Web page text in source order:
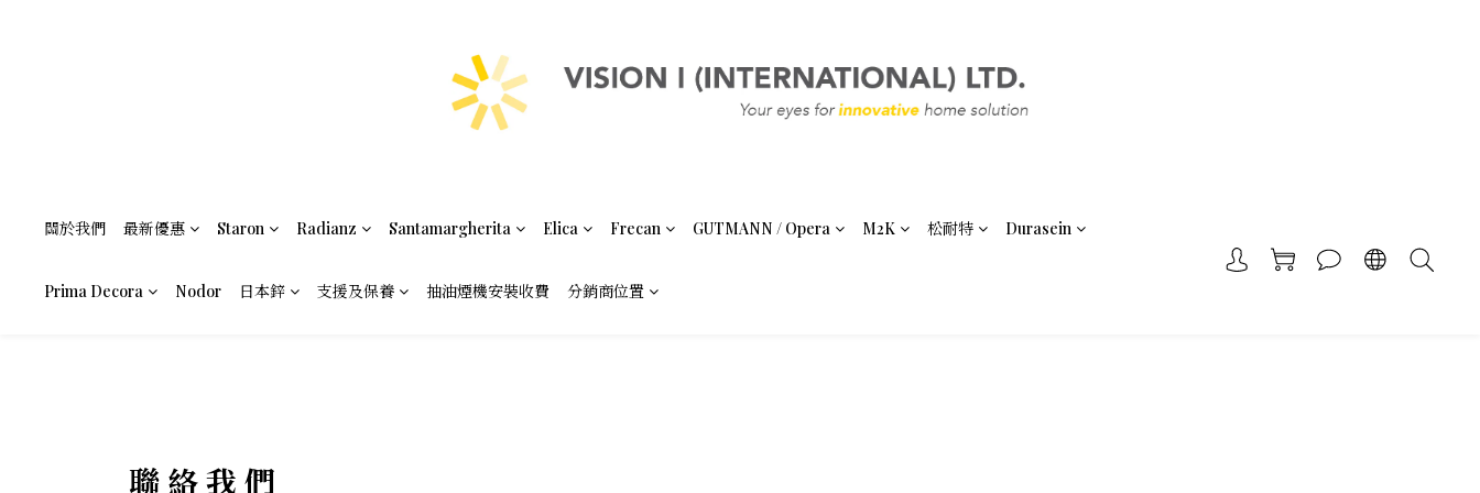
關於我們 最新優惠 Staron Radianz Santamargherita Elica Frecan GUTMANN / Opera M2K 松耐特 Durasein
Prima Decora Nodor 日本鋅 支援及保養 抽油煙機安裝收費 分銷商位置
聯 絡 我 們